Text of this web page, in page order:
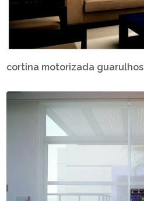
cortina motorizada guarulhos